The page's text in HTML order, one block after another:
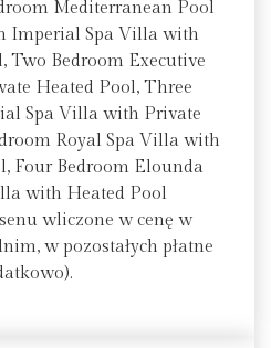
Mediterranean Pool
Imperial Spa Villa with
Two Bedroom Executive
Heated Pool, Three
Spa Villa with Private
Royal Spa Villa with
Four Bedroom Elounda
with Heated Pool
wliczone w cenę w
w pozostałych płatne